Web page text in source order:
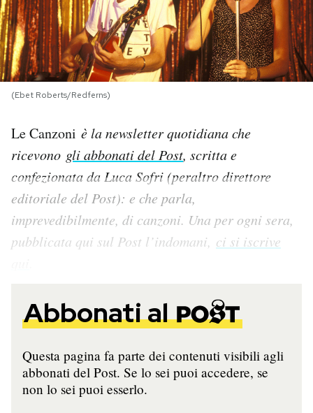
PODCAST
NEWSLETTER
SHOP
Newsletter
Notifiche mobile
Hai bisogno di aiuto?
Esci
(Ebet Roberts/Redferns)
Le Canzoni è la newsletter quotidiana che
ricevono gli abbonati del Post, scritta e
confezionata da Luca Sofri (peraltro direttore
editoriale del Post): e che parla,
imprevedibilmente, di canzoni. Una per ogni sera,
pubblicata qui sul Post l’indomani, ci si iscrive
Abbonati al
Questa pagina fa parte dei contenuti visibili agli
abbonati del Post. Se lo sei puoi accedere, se
non lo sei puoi esserlo.